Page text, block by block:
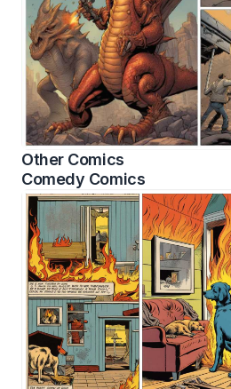
Other Comics
Comedy Comics